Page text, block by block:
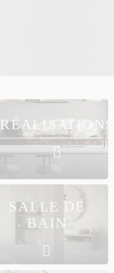
RÉALISATIONS
SALLE DE
BAIN